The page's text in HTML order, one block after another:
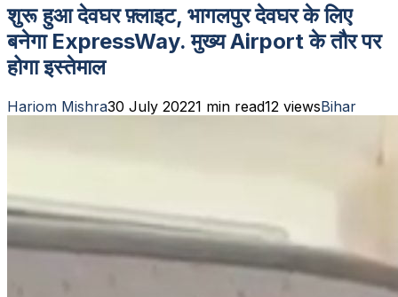
शुरू हुआ देवघर फ़्लाइट, भागलपुर देवघर के लिए
बनेगा ExpressWay. मुख्य Airport के तौर पर
होगा इस्तेमाल
Hariom Mishra30 July 20221 min read12 viewsBihar